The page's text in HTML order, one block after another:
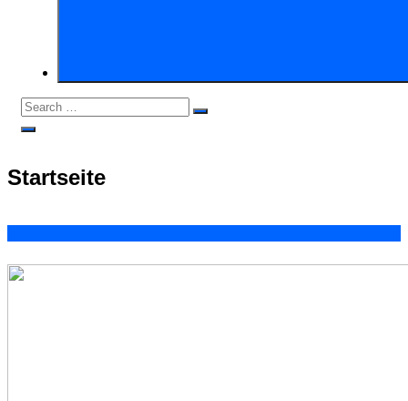
Search
for:
Search
Open
Startseite